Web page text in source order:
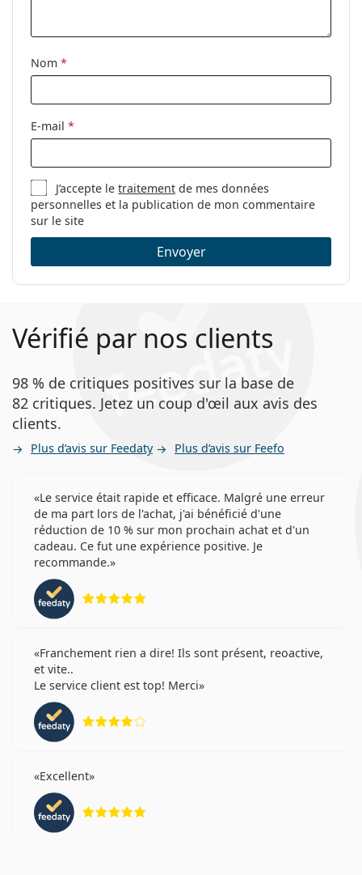
Étui:
Oui
Sexe:
Unisex
Catégorie:
Lunettes de vue
Marque:
Tommy Hilfiger
Code:
Nom *
E-mail *
J’accepte letraitement de mes données
personnelles et la publication de mon commentaire
sur le site
Envoyer
Vérifié par nos clients
98 % de critiques positives sur la base de
82 critiques. Jetez un coup d'œil aux avis des
clients.
Plus d’avis sur Feedaty Plus d’avis sur Feefo
Le service était rapide et efficace. Malgré une erreur
de ma part lors de l'achat, j'ai bénéficié d'une
réduction de 10 % sur mon prochain achat et d'un
cadeau. Ce fut une expérience positive. Je
recommande.
Franchement rien a dire! Ils sont présent, reoactive,
et vite..
Le service client est top! Merci
Excellent